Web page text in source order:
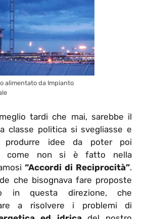
alimentato da Impianto
tardi che mai, sarebbe il
classe politica si svegliasse e
produrre idee da poter poi
come non si è fatto nella
“Accordi di Reciprocità”.
che bisognava fare proposte
in questa direzione, che
a risolvere i problemi di